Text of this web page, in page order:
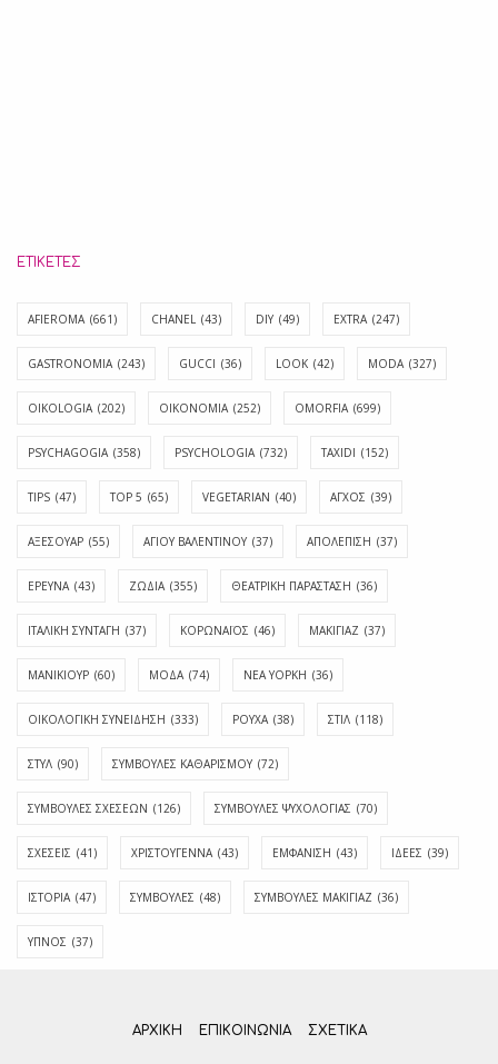
ΕΤΙΚΈΤΕΣ
AFIEROMA (661) CHANEL (43) DIY (49) EXTRA (247)
GASTRONOMIA (243) GUCCI (36) LOOK (42) MODA (327)
OIKOLOGIA (202) OIKONOMIA (252) OMORFIA (699)
PSYCHAGOGIA (358) PSYCHOLOGIA (732) TAXIDI (152)
TIPS (47) TOP 5 (65) VEGETARIAN (40) ΑΓΧΟΣ (39)
ΑΞΕΣΟΥΑΡ (55) ΑΓΊΟΥ ΒΑΛΕΝΤΊΝΟΥ (37) ΑΠΟΛΈΠΙΣΗ (37)
ΕΡΕΥΝΑ (43) ΖΩΔΙΑ (355) ΘΕΑΤΡΙΚΗ ΠΑΡΑΣΤΑΣΗ (36)
ΙΤΑΛΙΚΗ ΣΥΝΤΑΓΗ (37) ΚΟΡΩΝΑΪΟΣ (46) ΜΑΚΙΓΙΑΖ (37)
ΜΑΝΙΚΙΟΥΡ (60) ΜΟΔΑ (74) ΝΕΑ ΥΟΡΚΗ (36)
ΟΙΚΟΛΟΓΙΚΗ ΣΥΝΕΙΔΗΣΗ (333) ΡΟΥΧΑ (38) ΣΤΙΛ (118)
ΣΤΥΛ (90) ΣΥΜΒΟΥΛΕΣ ΚΑΘΑΡΙΣΜΟΥ (72)
ΣΥΜΒΟΥΛΕΣ ΣΧΕΣΕΩΝ (126) ΣΥΜΒΟΥΛΕΣ ΨΥΧΟΛΟΓΙΑΣ (70)
ΣΧΕΣΕΙΣ (41) ΧΡΙΣΤΟΥΓΕΝΝΑ (43) ΕΜΦΆΝΙΣΗ (43) ΙΔΈΕΣ (39)
ΙΣΤΟΡΊΑ (47) ΣΥΜΒΟΥΛΈΣ (48) ΣΥΜΒΟΥΛΈΣ ΜΑΚΙΓΙΆΖ (36)
ΎΠΝΟΣ (37)
ΑΡΧΙΚΗ ΕΠΙΚΟΙΝΩΝΊΑ ΣΧΕΤΙΚΆ